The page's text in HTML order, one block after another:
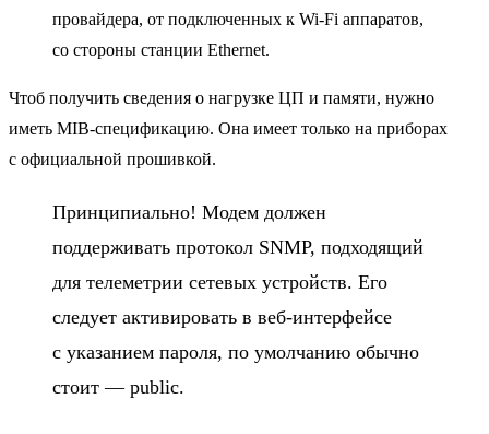
провайдера, от подключенных к Wi-Fi аппаратов,
со стороны станции Ethernet.
Чтоб получить сведения о нагрузке ЦП и памяти, нужно
иметь MIB-спецификацию. Она имеет только на приборах
с официальной прошивкой.
Принципиально! Модем должен
поддерживать протокол SNMP, подходящий
для телеметрии сетевых устройств. Его
следует активировать в веб-интерфейсе
с указанием пароля, по умолчанию обычно
стоит — public.